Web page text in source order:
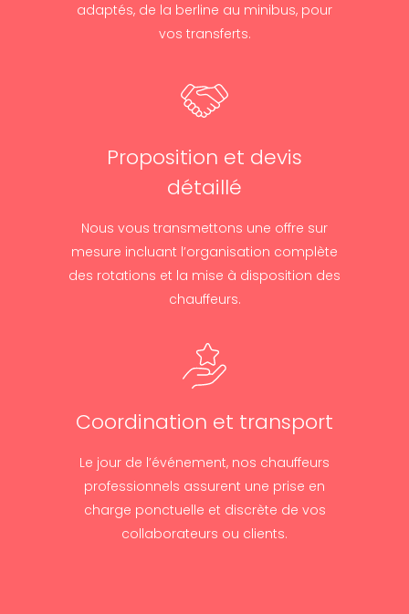
adaptés, de la berline au minibus, pour
vos transferts.
Proposition et devis
détaillé
Nous vous transmettons une offre sur
mesure incluant l’organisation complète
des rotations et la mise à disposition des
chauffeurs.
Coordination et transport
Le jour de l’événement, nos chauffeurs
professionnels assurent une prise en
charge ponctuelle et discrète de vos
collaborateurs ou clients.